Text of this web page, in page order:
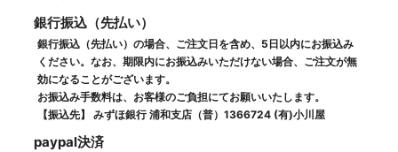
銀行振込（先払い）
銀行振込（先払い）の場合、ご注文日を含め、5日以内にお振込み
ください。なお、期限内にお振込みいただけない場合、ご注文が無
効になることがございます。
お振込み手数料は、お客様のご負担にてお願いいたします。
【振込先】 みずほ銀行 浦和支店（普）1366724 (有)小川屋
paypal決済